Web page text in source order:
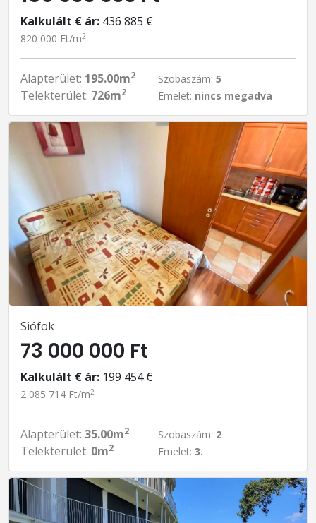
Kalkulált € ár: 436 885 €
820 000 Ft/m2
Alapterület: 195.00m2
Telekterület: 726m2
Szobaszám: 5
Emelet: nincs megadva
Siófok
73 000 000 Ft
Kalkulált € ár: 199 454 €
2 085 714 Ft/m2
Alapterület: 35.00m2
Telekterület: 0m2
Szobaszám: 2
Emelet: 3.